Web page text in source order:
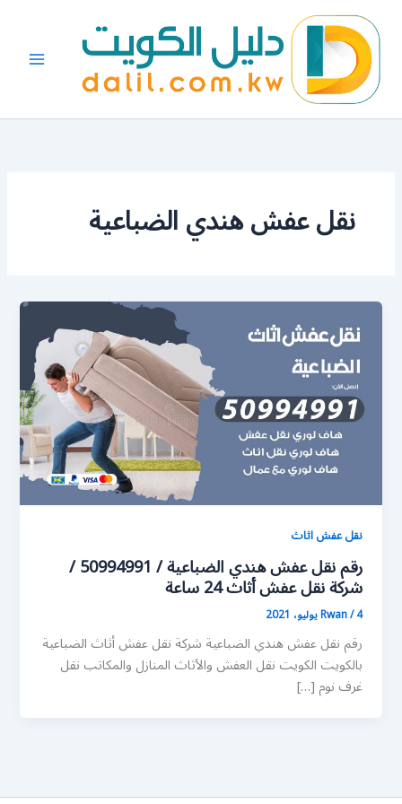
المحتوى
نقل عفش هندي الضباعية
نقل عفش اثاث
رقم نقل عفش هندي الضباعية / 50994991 /
شركة نقل عفش أثاث 24 ساعة
Rwan/4 يوليو، 2021
رقم نقل عفش هندي الضباعية شركة نقل عفش أثاث الضباعية
بالكويت الكويت نقل العفش والأثاث المنازل والمكاتب نقل
غرف نوم […]